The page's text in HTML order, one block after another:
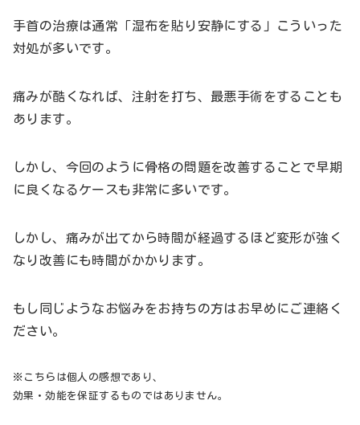
手首の治療は通常「湿布を貼り安静にする」こういった
対処が多いです。
痛みが酷くなれば、注射を打ち、最悪手術をすることも
あります。
しかし、今回のように骨格の問題を改善することで早期
に良くなるケースも非常に多いです。
しかし、痛みが出てから時間が経過するほど変形が強く
なり改善にも時間がかかります。
もし同じようなお悩みをお持ちの方はお早めにご連絡く
ださい。
※こちらは個人の感想であり、
効果・効能を保証するものではありません。